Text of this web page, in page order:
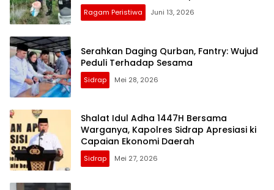
Ragam Peristiwa Juni 13, 2026
Serahkan Daging Qurban, Fantry: Wujud
Peduli Terhadap Sesama
Sidrap Mei 28, 2026
Shalat Idul Adha 1447H Bersama
Warganya, Kapolres Sidrap Apresiasi ki
Capaian Ekonomi Daerah
Sidrap Mei 27, 2026